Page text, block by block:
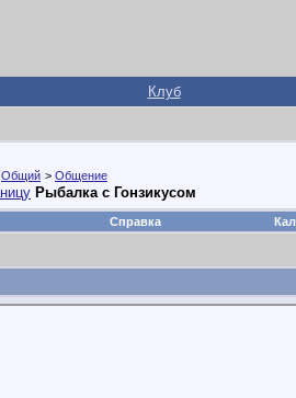
Клуб
Общий > Общение
Рыбалка с Гонзикусом
Справка